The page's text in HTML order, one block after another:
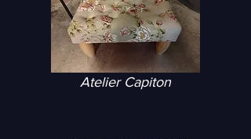
Atelier Capiton